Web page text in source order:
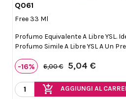
Q061
Free 33 Ml
Profumo Equivalente A Libre YSL.
Profumo Simile A Libre YSL A Un
-16% 6,00 € 5,04 €
add_shopping_cart AGGIUNGI AL